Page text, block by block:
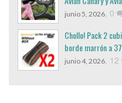
junio 5, 2026 0
Chollo! Pack 2
borde marrón a
junio 4, 2026 12